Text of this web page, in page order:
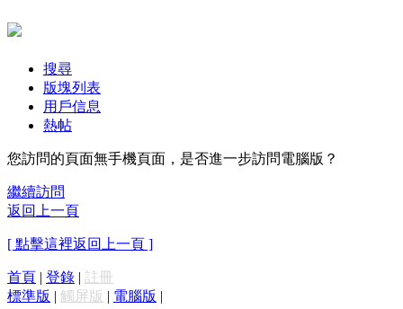
搜尋
版塊列表
用戶信息
熱帖
您訪問的頁面無手機頁面，是否進一步訪問電腦版？
繼續訪問
返回上一頁
[ 點擊這裡返回上一頁 ]
首頁 | 登錄 | 註冊
標準版 | 觸屏版 | 電腦版 |